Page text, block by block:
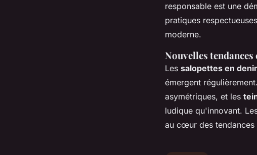
responsable est une
pratiques
moderne.
Nouvelles
Les salopettes en
émergent
asymétriques, et les
ludique qu'innovant.
au cœur des tendances